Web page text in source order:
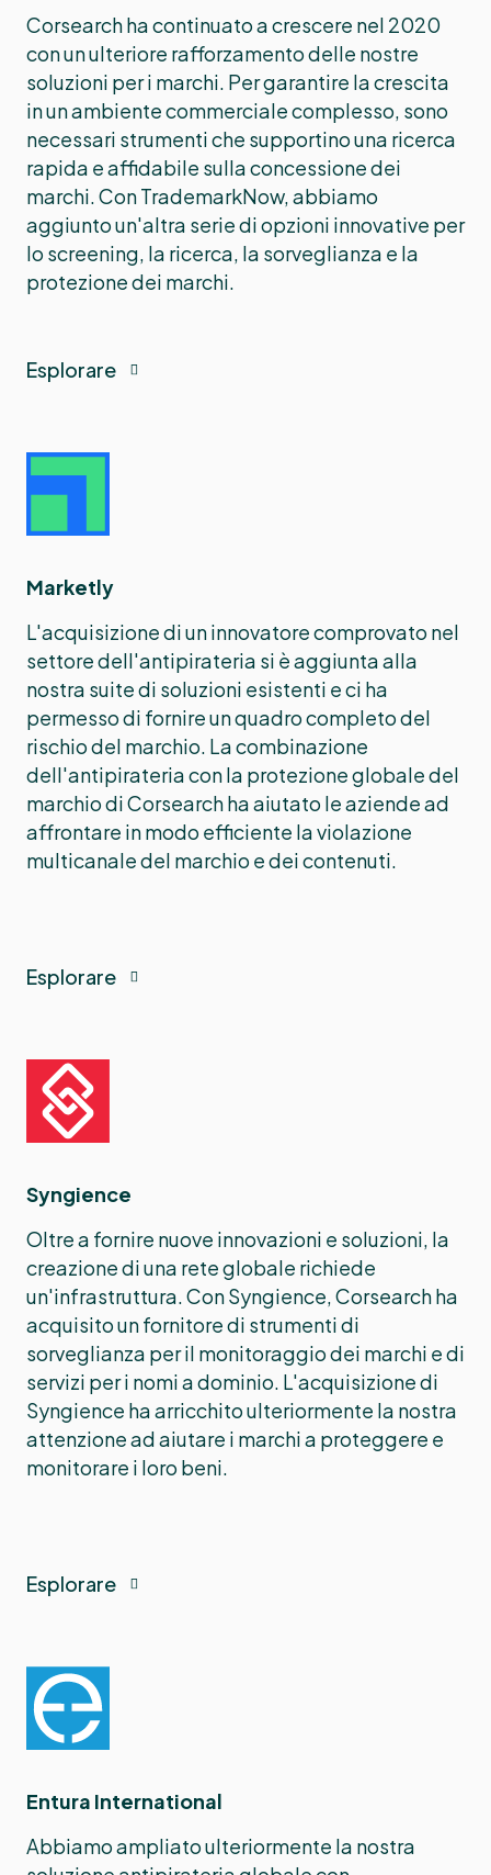
Corsearch ha continuato a crescere nel 2020
con un ulteriore rafforzamento delle nostre
soluzioni per i marchi. Per garantire la crescita
in un ambiente commerciale complesso, sono
necessari strumenti che supportino una ricerca
rapida e affidabile sulla concessione dei
marchi. Con TrademarkNow, abbiamo
aggiunto un'altra serie di opzioni innovative per
lo screening, la ricerca, la sorveglianza e la
protezione dei marchi.
Esplorare
Marketly
L'acquisizione di un innovatore comprovato nel
settore dell'antipirateria si è aggiunta alla
nostra suite di soluzioni esistenti e ci ha
permesso di fornire un quadro completo del
rischio del marchio. La combinazione
dell'antipirateria con la protezione globale del
marchio di Corsearch ha aiutato le aziende ad
affrontare in modo efficiente la violazione
multicanale del marchio e dei contenuti.
Esplorare
Syngience
Oltre a fornire nuove innovazioni e soluzioni, la
creazione di una rete globale richiede
un'infrastruttura. Con Syngience, Corsearch ha
acquisito un fornitore di strumenti di
sorveglianza per il monitoraggio dei marchi e di
servizi per i nomi a dominio. L'acquisizione di
Syngience ha arricchito ulteriormente la nostra
attenzione ad aiutare i marchi a proteggere e
monitorare i loro beni.
Esplorare
Entura International
Abbiamo ampliato ulteriormente la nostra